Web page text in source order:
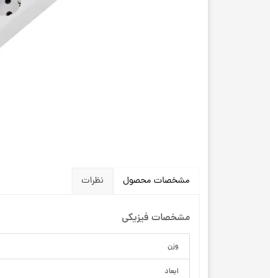
مشخصات محصول نظرات
مشخصات فیزیکی
وزن
ابعاد